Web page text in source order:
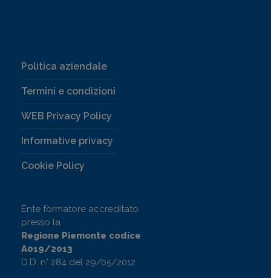
Politica aziendale
Termini e condizioni
WEB Privacy Policy
Informative privacy
Cookie Policy
Ente formatore accreditato
presso la
Regione Piemonte codice
A019/2013
D.D. n° 284 del 29/05/2012